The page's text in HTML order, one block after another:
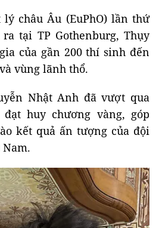
châu Âu (EuPhO) lần thứ
tại TP Gothenburg, Thụy
của gần 200 thí sinh đến
vùng lãnh thổ.
Nhật Anh đã vượt qua
huy chương vàng, góp
kết quả ấn tượng của đội